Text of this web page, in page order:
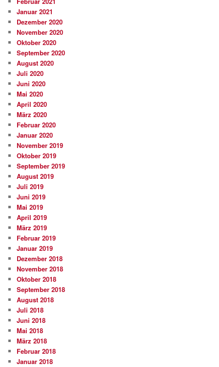
Januar 2021
Dezember 2020
November 2020
Oktober 2020
September 2020
August 2020
Juli 2020
Juni 2020
Mai 2020
April 2020
März 2020
Februar 2020
Januar 2020
November 2019
Oktober 2019
September 2019
August 2019
Juli 2019
Juni 2019
Mai 2019
April 2019
März 2019
Februar 2019
Januar 2019
Dezember 2018
November 2018
Oktober 2018
September 2018
August 2018
Juli 2018
Juni 2018
Mai 2018
März 2018
Februar 2018
Januar 2018